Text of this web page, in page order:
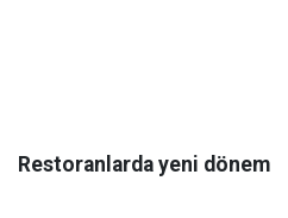
Restoranlarda yeni dönem